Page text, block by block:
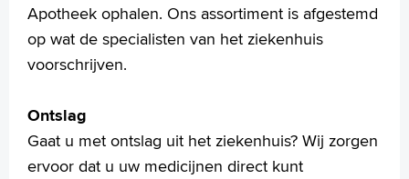
Apotheek ophalen. Ons assortiment is afgestemd
op wat de specialisten van het ziekenhuis
voorschrijven.
Ontslag
Gaat u met ontslag uit het ziekenhuis? Wij zorgen
ervoor dat u uw medicijnen direct kunt